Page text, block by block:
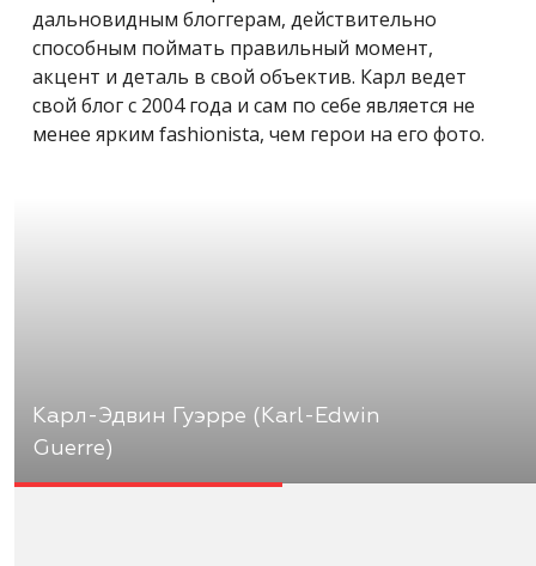
дальновидным блоггерам, действительно
способным поймать правильный момент,
акцент и деталь в свой объектив. Карл ведет
свой блог с 2004 года и сам по себе является не
менее ярким fashionista, чем герои на его фото.
Карл-Эдвин Гуэрре (Karl-Edwin
Guerre)